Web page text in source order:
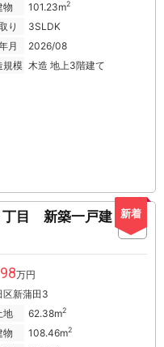
物 101.23m2
り
3SLDK
月
2026/08
規模 木造 地上3階建て
新着
丁目 新築一戸建
万円
区新蒲田3
地
62.38m2
物 108.46m2